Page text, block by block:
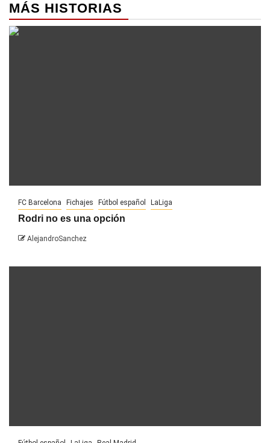
MÁS HISTORIAS
FC Barcelona Fichajes Fútbol español LaLiga
Rodri no es una opción
AlejandroSanchez